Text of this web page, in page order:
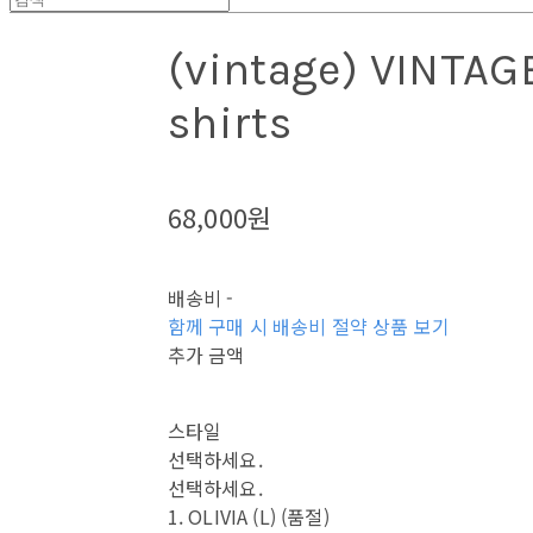
(vintage)
shirts
68,000원
배송비-
함께 구매 시 배송비 절약 상품 보기
추가 금액
스타일
선택하세요.
선택하세요.
1. OLIVIA (L) (품절)